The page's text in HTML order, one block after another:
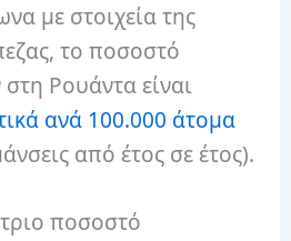
με στοιχεία της
το ποσοστό
Ρουάντα είναι
ανά 100.000 άτομα
από έτος σε έτος).
ποσοστό